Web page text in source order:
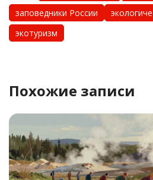
заповедники России
экотуризм
Похожие записи